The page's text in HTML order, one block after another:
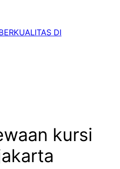
DI
kursi